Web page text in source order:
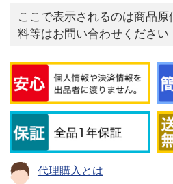
ここで表示されるのは商品
料等はお問い合わせください
代理購入とは